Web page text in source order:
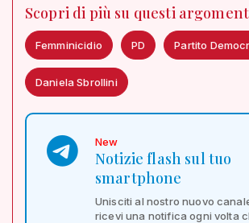
Scopri di più su questi
Femminicidio PD Partito
Daniela Sbrollini
New
Notizie flash sul tuo
smartphone
Unisciti al nostro nuovo
ricevi una notifica ogni volta